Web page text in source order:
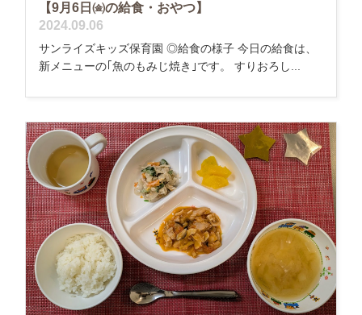
【9月6日㈮の給食・おやつ】
2024.09.06
サンライズキッズ保育園 ◎給食の様子 今日の給食は、
新メニューの｢魚のもみじ焼き｣です。 すりおろし...